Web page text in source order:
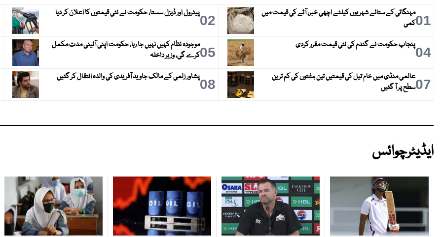
01مہنگائی کے ستائے شہریوں کیلئے اچھی خبر، آٹے کی قیمت میں
کمی
02پیٹرول اور ڈیزل سستا، حکومت نے نئی قیمتوں کا اعلان کر دیا
04پنجاب حکومت نے گندم کی نئی قیمت مقرر کردی 05موجودہ نظام کہیں نہیں جا رہا، حکومت اپنی آئینی مدت مکمل
کرے گی، وزیر داخلہ
07عالمی منڈی میں خام تیل کی قیمتیں تین ہفتوں کی کم ترین
سطح پر آ گئیں
08پشاور زلمی کے مالک جاوید آفریدی کی والدہ انتقال کر گئیں
ایڈیٹرچوائس